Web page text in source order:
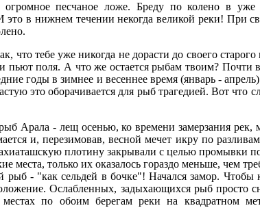
песчаное ложе. Бреду по колено в уже
это в нижнем течении некогда великой реки! При
что тебе уже никогда не дорасти до своего
поля. А что же остается рыбам твоим? Почти в
годы в зимнее и весеннее время (январь -
это оборачивается для рыб трагедией. Вот что
Арала - лещ осенью, ко времени замерзания рек,
и, перезимовав, весной мечет икру по
плотину закрывали с целью промывки
места, только их оказалось гораздо меньше, чем
рыб - "как сельдей в бочке"! Начался замор.
Ослабленных, задыхающихся рыб просто
по обоим берегам реки на квадратном